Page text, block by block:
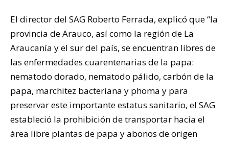
El director del SAG Roberto Ferrada, explicó que “la
provincia de Arauco, así como la región de La
Araucanía y el sur del país, se encuentran libres de
las enfermedades cuarentenarias de la papa:
nematodo dorado, nematodo pálido, carbón de la
papa, marchitez bacteriana y phoma y para
preservar este importante estatus sanitario, el SAG
estableció la prohibición de transportar hacia el
área libre plantas de papa y abonos de origen